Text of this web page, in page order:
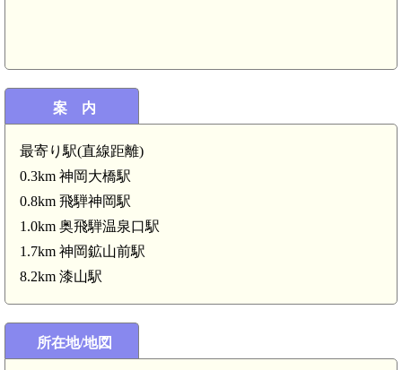
案 内
最寄り駅(直線距離)
0.3km 神岡大橋駅
0.8km 飛騨神岡駅
1.0km 奥飛騨温泉口駅
1.7km 神岡鉱山前駅
8.2km 漆山駅
所在地/地図